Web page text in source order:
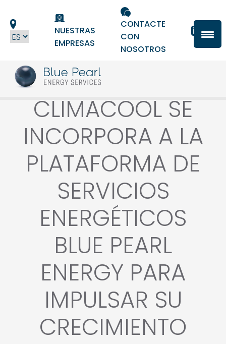
NUESTRAS
EMPRESAS
CONTACTE
CON
NOSOTROS
CLIMACOOL SE
INCORPORA A LA
PLATAFORMA DE
SERVICIOS
ENERGÉTICOS
BLUE PEARL
ENERGY PARA
IMPULSAR SU
CRECIMIENTO